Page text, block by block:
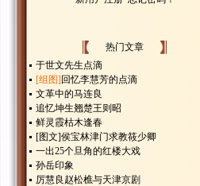
热门文章
于世文先生点滴
[组图] 回忆李慧芳的点滴
文革中的马连良
追忆坤生翘楚王则昭
鲜灵霞枯木逢春
[图文]侯宝林津门求教筱少卿
一出25个旦角的红楼大戏
孙岳印象
厉慧良赵松樵与天津京剧